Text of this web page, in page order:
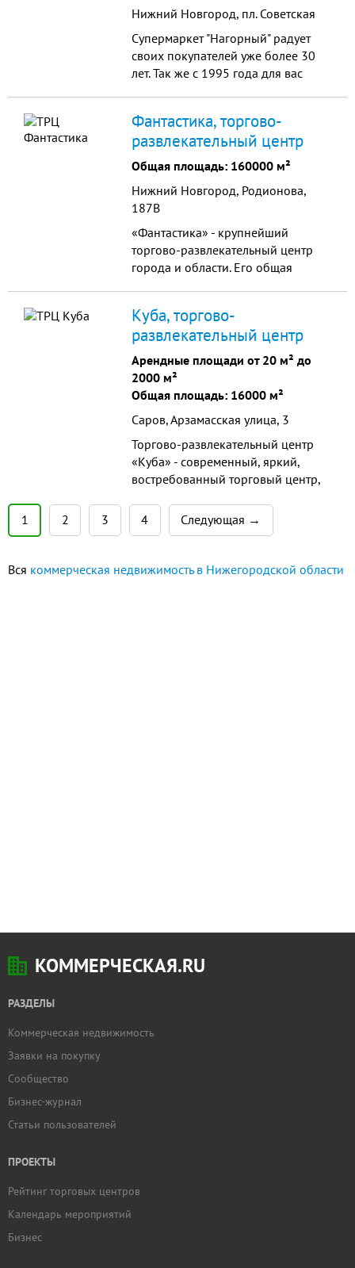
Нижний Новгород, пл. Советская
Супермаркет "Нагорный" радует
своих покупателей уже более 30
лет. Так же с 1995 года для вас
Фантастика, торгово-
развлекательный центр
Общая площадь: 160000 м²
Нижний Новгород, Родионова,
187В
«Фантастика» - крупнейший
торгово-развлекательный центр
города и области. Его общая
площадь – 92 000 кв.м., площадь
занимаемого участка – 12,5 гектар,
три этажа, двухуровневая
подземная и наземная парковки
всего на 2 100 машиномест.
Куба, торгово-
развлекательный центр
Арендные площади от 20 м² до
2000 м²
Общая площадь: 16000 м²
Саров, Арзамасская улица, 3
Торгово-развлекательный центр
«Куба» - современный, яркий,
востребованный торговый центр,
для жителей всего города.
Универсальная концепция,
спектром товаров и услуг для всей
1 2 3 4 Следующая →
Вся коммерческая недвижимость в Нижегородской области
КОММЕРЧЕСКАЯ.RU
РАЗДЕЛЫ
Коммерческая недвижимость
Заявки на покупку
Сообщество
Бизнес-журнал
Статьи пользователей
ПРОЕКТЫ
Рейтинг торговых центров
Календарь мероприятий
Бизнес